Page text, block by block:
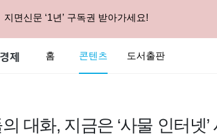
지면신문 ‘1년’ 구독권 받아가세요!
홈 콘텐츠 도서출판
대화, 지금은 ‘사물 인터넷’